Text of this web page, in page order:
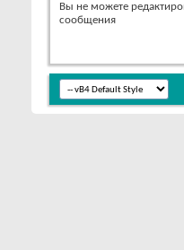
Вы не можете
сообщения